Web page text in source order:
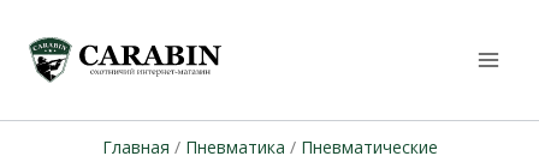
Главная / Пневматика / Пневматические